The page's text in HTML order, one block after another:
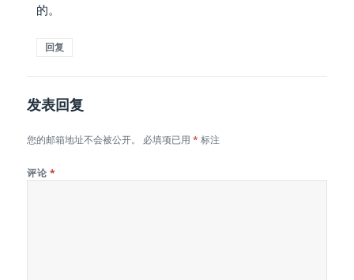
的。
回复
发表回复
您的邮箱地址不会被公开。 必填项已用* 标注
评论 *